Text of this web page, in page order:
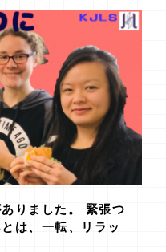
りました。 緊張つ
は、一転、リラッ